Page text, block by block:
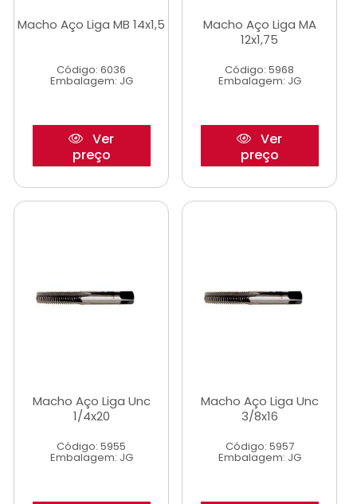
Macho Aço Liga MB 14x1,5
Código: 6036
Embalagem: JG
Ver
preço
Macho Aço Liga MA
12x1,75
Código: 5968
Embalagem: JG
Ver
preço
Macho Aço Liga Unc
1/4x20
Código: 5955
Embalagem: JG
Macho Aço Liga Unc
3/8x16
Código: 5957
Embalagem: JG